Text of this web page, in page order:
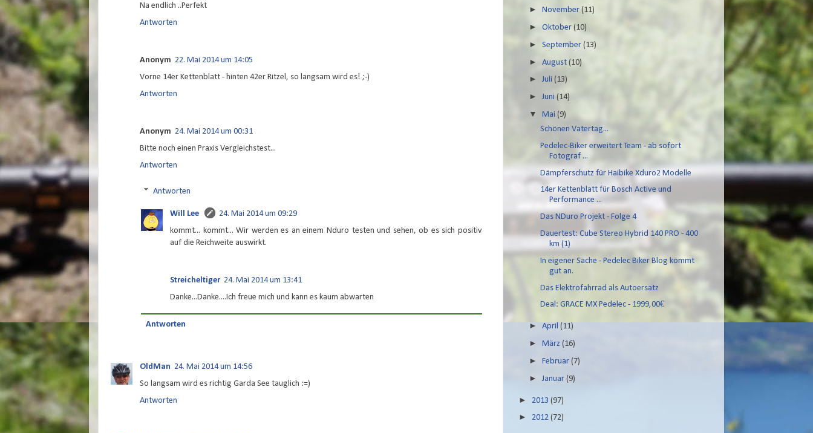
Na endlich ..Perfekt
Antworten
Anonym 22. Mai 2014 um 14:05
Vorne 14er Kettenblatt - hinten 42er Ritzel, so langsam wird es! ;-)
Antworten
Anonym 24. Mai 2014 um 00:31
Bitte noch einen Praxis Vergleichstest...
Antworten
Antworten
Will Lee
24. Mai 2014 um 09:29
kommt... kommt... Wir werden es an einem Nduro testen und sehen, ob es sich positiv
auf die Reichweite auswirkt.
Streicheltiger 24. Mai 2014 um 13:41
Danke...Danke....Ich freue mich und kann es kaum abwarten
Antworten
OldMan 24. Mai 2014 um 14:56
So langsam wird es richtig Garda See tauglich :=)
Antworten
►November(11)
►Oktober(10)
►September(13)
►August(10)
►Juli(13)
► Juni(14)
▼Mai(9)
Schönen Vatertag...
Pedelec-Biker erweitert Team - ab sofort
Fotograf ...
Dämpferschutz für Haibike Xduro2 Modelle
14er Kettenblatt für Bosch Active und
Performance ...
Das NDuro Projekt - Folge 4
Dauertest: Cube Stereo Hybrid 140 PRO - 400
km (1)
In eigener Sache - Pedelec Biker Blog kommt
gut an.
Das Elektrofahrrad als Autoersatz
Deal: GRACE MX Pedelec - 1999,00€
►April(11)
►März(16)
►Februar(7)
► Januar(9)
► 2013 (97)
► 2012 (72)